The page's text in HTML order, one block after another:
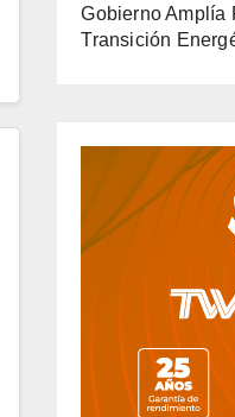
Gobierno Amplía
Transición